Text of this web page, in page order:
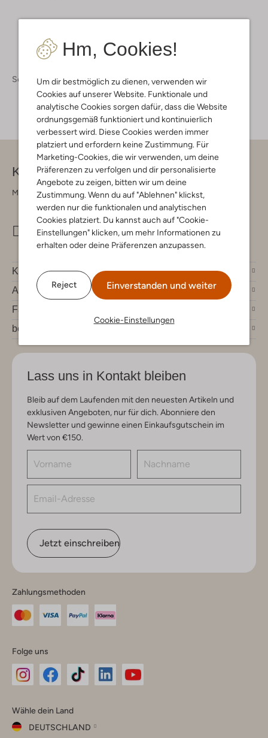
Hm, Cookies!
Um dir bestmöglich zu dienen, verwenden wir
Cookies auf unserer Website. Funktionale und
analytische Cookies sorgen dafür, dass die Website
ordnungsgemäß funktioniert und kontinuierlich
verbessert wird. Diese Cookies werden immer
platziert und erfordern keine Zustimmung. Für
Marketing-Cookies, die wir verwenden, um deine
Präferenzen zu verfolgen und dir personalisierte
Angebote zu zeigen, bitten wir um deine
Zustimmung. Wenn du auf "Ablehnen" klickst,
werden nur die funktionalen und analytischen
Cookies platziert. Du kannst auch auf "Cookie-
Einstellungen" klicken, um mehr Informationen zu
erhalten oder deine Präferenzen anzupassen.
Reject Einverstanden und weiter
Cookie-Einstellungen
Schuhe Sneaker Sneaker Herren
Kontakt
Montag - Freitag 09:00 - 17:00 uur
info@omoda.de
Kundenservice
Account
Fashion News
bei Omoda
Lass uns in Kontakt bleiben
Bleib auf dem Laufenden mit den neuesten Artikeln und
exklusiven Angeboten, nur für dich. Abonniere den
Newsletter und gewinne einen Einkaufsgutschein im
Wert von €150.
Jetzt einschreiben
Zahlungsmethoden
Folge uns
Instagram
Facebook
TikTok
Wähle dein Land
DEUTSCHLAND